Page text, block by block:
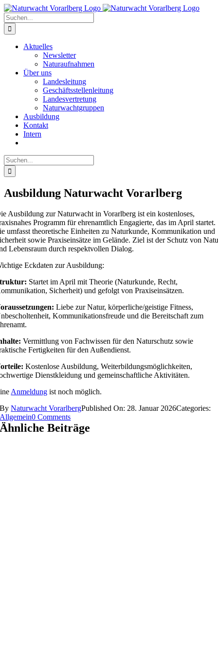
Zum
Inhalt
springen
Suche
nach:
Aktuelles
Newsletter
Naturaufnahmen
Über uns
Landesleitung
Geschäftsstellenleitung
Landesvertretung
Naturwachtgruppen
Ausbildung
Kontakt
Intern
Suche
nach:
Ausbildung Naturwacht Vorarlberg
Ausbildung zur Naturwacht in Vorarlberg ist ein kostenloses,
Programm für ehrenamtlich Engagierte, das im April startet.
umfasst theoretische Einheiten zu Naturkunde, Kommunikation und
sowie Praxiseinsätze im Gelände. Ziel ist der Schutz von
Lebensraum durch respektvollen Dialog.
Eckdaten zur Ausbildung:
Startet im April mit Theorie (Naturkunde, Recht,
Sicherheit) und gefolgt von Praxiseinsätzen.
Liebe zur Natur, körperliche/geistige Fitness,
Kommunikationsfreude und die Bereitschaft zum
Vermittlung von Fachwissen für den Naturschutz sowie
Fertigkeiten für den Außendienst.
Kostenlose Ausbildung, Weiterbildungsmöglichkeiten,
Dienstkleidung und gemeinschaftliche Aktivitäten.
Anmeldung ist noch möglich.
ByNaturwacht VorarlbergPublished On: 28. Januar 2026Categories:
Allgemein0 Commentson
Ausbildung
Naturwacht
Ähnliche Beiträge